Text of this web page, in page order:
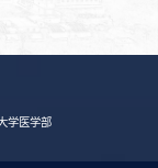
学医学部